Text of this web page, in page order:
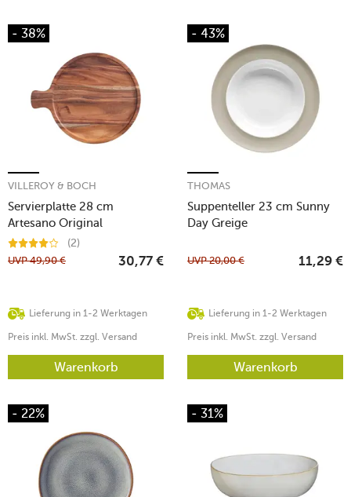
- 38%
Servierplatte 28 cm
Artesano Original
VILLEROY & BOCH
(2)
Lieferung in 1-2 Werktagen
UVP49,90 € 30,77 €
Preis inkl. MwSt. zzgl. Versand
Warenkorb
- 43%
Suppenteller 23 cm Sunny
Day Greige
THOMAS
Lieferung in 1-2 Werktagen
UVP20,00 € 11,29 €
Preis inkl. MwSt. zzgl. Versand
Warenkorb
- 22% - 31%